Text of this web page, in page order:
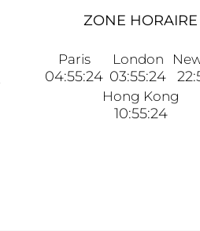
ZONE HORAIRE
Paris
04:55:25
London
03:55:25
Hong Kong
10:55:25